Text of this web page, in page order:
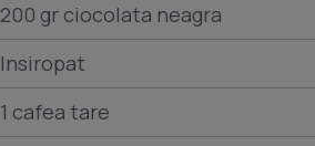
200 gr ciocolata neagra
Insiropat
1 cafea tare